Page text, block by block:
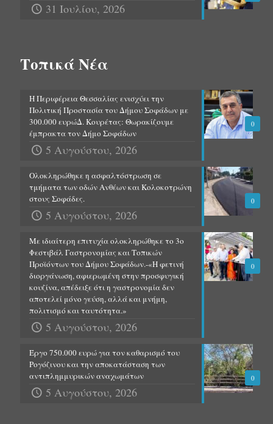
31 Ιουλίου, 2026
Τοπικά Νέα
0
Η Περιφέρεια Θεσσαλίας ενισχύει την
Πολιτική Προστασία του Δήμου Σοφάδων με
300.000 ευρώΔ. Κουρέτας: Θωρακίζουμε
έμπρακτα τον Δήμο Σοφάδων
5 Αυγούστου, 2026
0
Ολοκληρώθηκε η ασφαλτόστρωση σε
τμήματα των οδών Ανθέων και Κολοκοτρώνη
στους Σοφάδες.
5 Αυγούστου, 2026
0
Με ιδιαίτερη επιτυχία ολοκληρώθηκε το 3ο
Φεστιβάλ Γαστρονομίας και Τοπικών
Προϊόντων του Δήμου Σοφάδων.-«Η φετινή
διοργάνωση, αφιερωμένη στην προσφυγική
κουζίνα, απέδειξε ότι η γαστρονομία δεν
αποτελεί μόνο γεύση, αλλά και μνήμη,
πολιτισμό και ταυτότητα.»
5 Αυγούστου, 2026
0
Έργο 750.000 ευρώ για τον καθαρισμό του
Ρογόζινου και την αποκατάσταση των
αντιπλημμυρικών αναχωμάτων
5 Αυγούστου, 2026